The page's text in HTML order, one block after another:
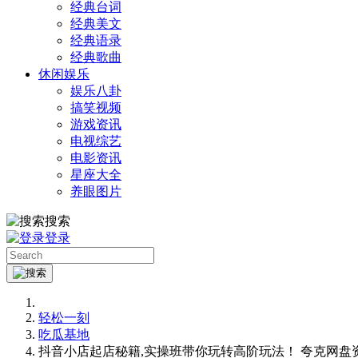
经典台词
经典美文
经典语录
经典歌曲
休闲娱乐
娱乐八卦
搞笑视频
游戏资讯
电视综艺
电影资讯
星座大全
养眼图片
搜索
登录
轻松一刻
吃瓜基地
抖音小店起店秘籍,实操班带你玩转高阶玩法！ 夸克网盘